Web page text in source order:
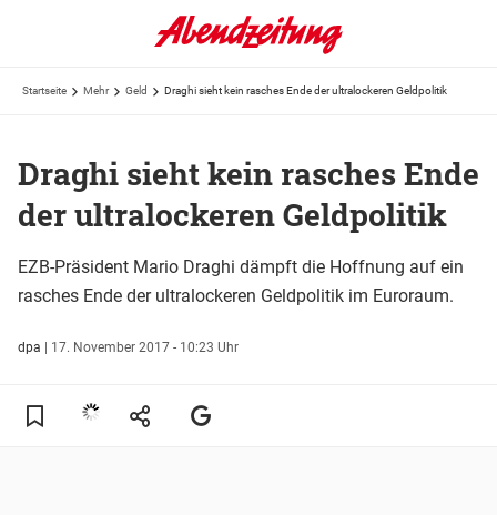
Startseite Mehr Geld Draghi sieht kein rasches Ende der ultralockeren Geldpolitik
Draghi sieht kein rasches Ende
der ultralockeren Geldpolitik
EZB-Präsident Mario Draghi dämpft die Hoffnung auf ein
rasches Ende der ultralockeren Geldpolitik im Euroraum.
dpa | 17. November 2017 - 10:23 Uhr